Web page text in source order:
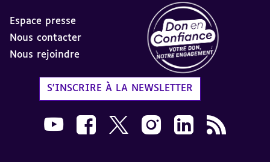
Espace presse
Nous contacter
Nous rejoindre
S'INSCRIRE À LA NEWSLETTER
Nous suivre sur Youtube AVH dans une
Nous suivre sur Facebook AVH dans
Nous suivre sur X AVH dans une
Nous suivre sur Instagram
Nous suivre sur
Flux RSS